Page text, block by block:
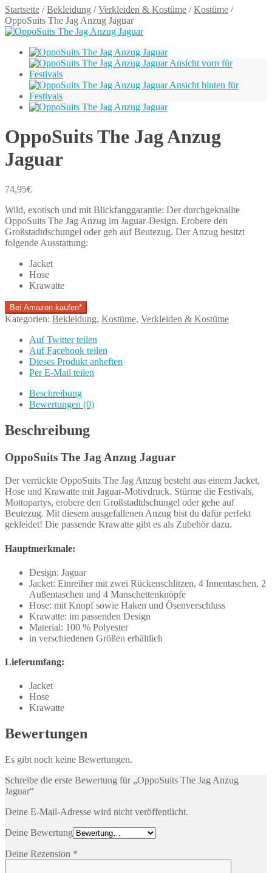
Startseite /Bekleidung /Verkleiden & Kostüme /Kostüme /
OppoSuits The Jag Anzug Jaguar
OppoSuits The Jag Anzug
Jaguar
74,95€
Wild, exotisch und mit Blickfanggarantie: Der durchgeknallte
OppoSuits The Jag Anzug im Jaguar-Design. Erobere den
Großstadtdschungel oder geh auf Beutezug. Der Anzug besitzt
folgende Ausstattung:
Jacket
Hose
Krawatte
Bei Amazon kaufen*
Kategorien: Bekleidung, Kostüme, Verkleiden & Kostüme
Auf Twitter teilen
Auf Facebook teilen
Dieses Produkt anheften
Per E-Mail teilen
Beschreibung
Bewertungen (0)
Beschreibung
OppoSuits The Jag Anzug Jaguar
Der verrückte OppoSuits The Jag Anzug besteht aus einem Jacket,
Hose und Krawatte mit Jaguar-Motivdruck. Stürme die Festivals,
Mottopartys, erobere den Großstadtdschungel oder gehe auf
Beutezug. Mit diesem ausgefallenen Anzug bist du dafür perfekt
gekleidet! Die passende Krawatte gibt es als Zubehör dazu.
Hauptmerkmale:
Design: Jaguar
Jacket: Einreiher mit zwei Rückenschlitzen, 4 Innentaschen, 2
Außentaschen und 4 Manschettenknöpfe
Hose: mit Knopf sowie Haken und Ösenverschluss
Krawatte: im passenden Design
Material: 100 % Polyester
in verschiedenen Größen erhältlich
Lieferumfang:
Jacket
Hose
Krawatte
Bewertungen
Es gibt noch keine Bewertungen.
Schreibe die erste Bewertung für „OppoSuits The Jag Anzug
Jaguar“
Deine E-Mail-Adresse wird nicht veröffentlicht.
Deine Bewertung
Deine Rezension *